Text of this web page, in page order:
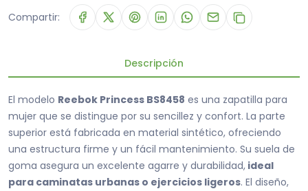
Compartir:
Descripción
El modelo Reebok Princess BS8458 es una zapatilla para
mujer que se distingue por su sencillez y confort. La parte
superior está fabricada en material sintético, ofreciendo
una estructura firme y un fácil mantenimiento. Su suela de
goma asegura un excelente agarre y durabilidad, ideal
para caminatas urbanas o ejercicios ligeros. El diseño,